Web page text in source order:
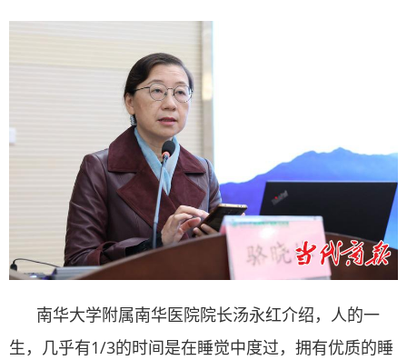
南华大学附属南华医院院长汤永红介绍，人的一
生，几乎有1/3的时间是在睡觉中度过，拥有优质的睡